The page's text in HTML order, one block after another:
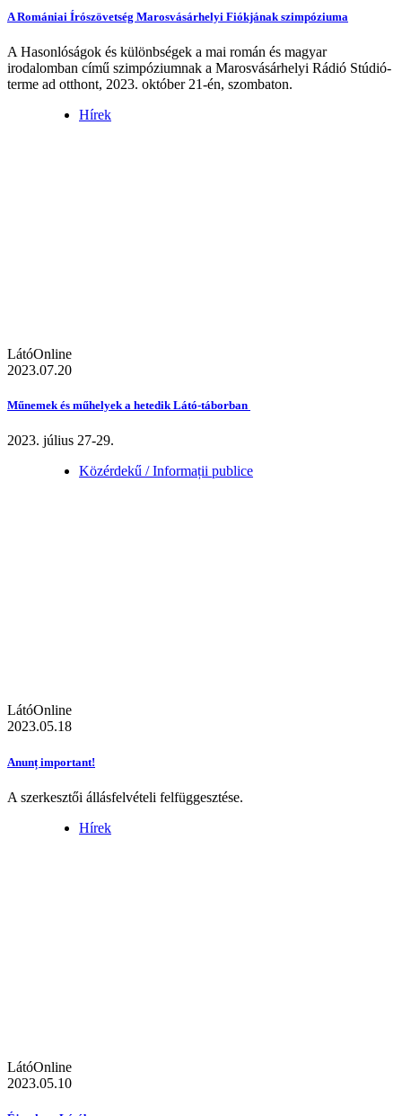
A Romániai Írószövetség Marosvásárhelyi Fiókjának szimpóziuma
A Hasonlóságok és különbségek a mai román és magyar
irodalomban című szimpóziumnak a Marosvásárhelyi Rádió Stúdió-
terme ad otthont, 2023. október 21-én, szombaton.
Hírek
LátóOnline
2023.07.20
Műnemek és műhelyek a hetedik Látó-táborban
2023. július 27-29.
Közérdekű / Informații publice
LátóOnline
2023.05.18
Anunț important!
A szerkesztői állásfelvételi felfüggesztése.
Hírek
LátóOnline
2023.05.10